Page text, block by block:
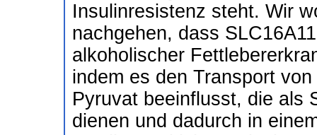
Insulinresistenz steht. Wir
nachgehen, dass
alkoholischer
indem es den Transport
Pyruvat beeinflusst, die als
dienen und dadurch in